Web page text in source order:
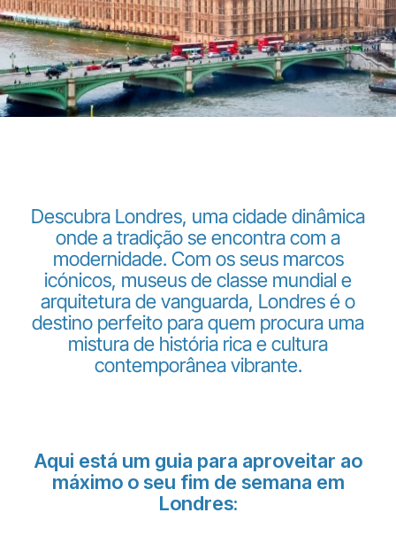
LuxairGroup
Descubra Londres, uma cidade dinâmica
onde a tradição se encontra com a
modernidade. Com os seus marcos
icónicos, museus de classe mundial e
arquitetura de vanguarda, Londres é o
destino perfeito para quem procura uma
mistura de história rica e cultura
contemporânea vibrante.
Aqui está um guia para aproveitar ao
máximo o seu fim de semana em
Londres: